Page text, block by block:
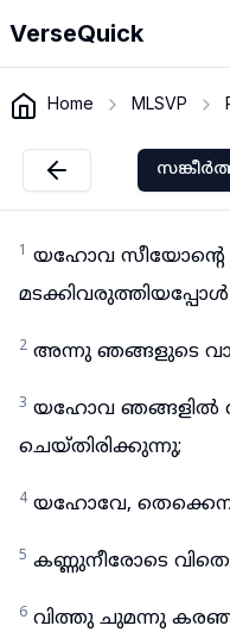
VerseQuick
Home MLSVP
1 യഹോവ സീയോന്റെ
മടക്കിവരുത്തിയപ്പോൾ
2 അന്നു ഞങ്ങളുടെ
3 യഹോവ ഞങ്ങളിൽ
ചെയ്തിരിക്കുന്നു;
4 യഹോവേ,
5 കണ്ണുനീരോടെ
6 വിത്തു ചുമന്നു